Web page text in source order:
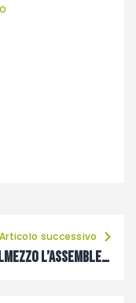
Articolo successivo
A Tolmezzo l’assemblea di fine stagione delle società del Carnico